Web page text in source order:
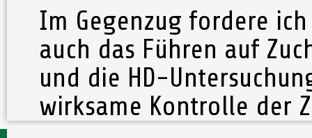
Im Gegenzug fordere
auch das Führen auf
und die HD-
wirksame Kontrolle der